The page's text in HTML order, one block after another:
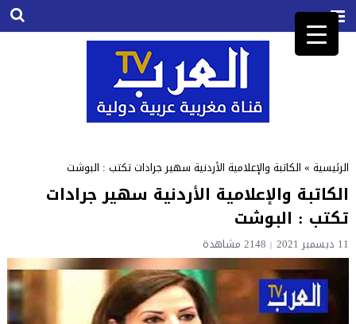
الرئيسية» الكاتبة والإعلامية الأردنية سهير جرادات تكتب : البوشت
الكاتبة والإعلامية الأردنية سهير جرادات
تكتب : البوشت
11 ديسمبر 2021 2148مشاهدة